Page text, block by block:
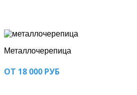
Металлочерепица
ОТ 18 000 РУБ